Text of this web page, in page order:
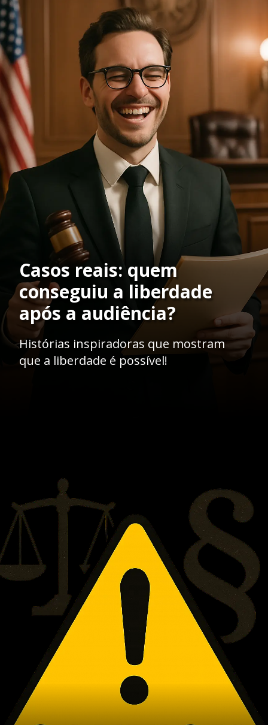
Casos reais: quem
conseguiu a liberdade
após a audiência?
Histórias inspiradoras que mostram
que a liberdade é possível!